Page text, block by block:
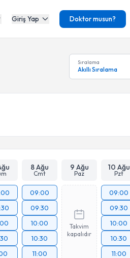
Giriş Yap Doktor musun?
Sıralama
Akıllı Sıralama
8 Ağu
Cmt
9 Ağu
Paz
10 Ağu
Pzt
09:00
09:30
10:00
10:30
11:00
Takvim
kapalıdır
09:00
09:30
10:00
10:30
11:00